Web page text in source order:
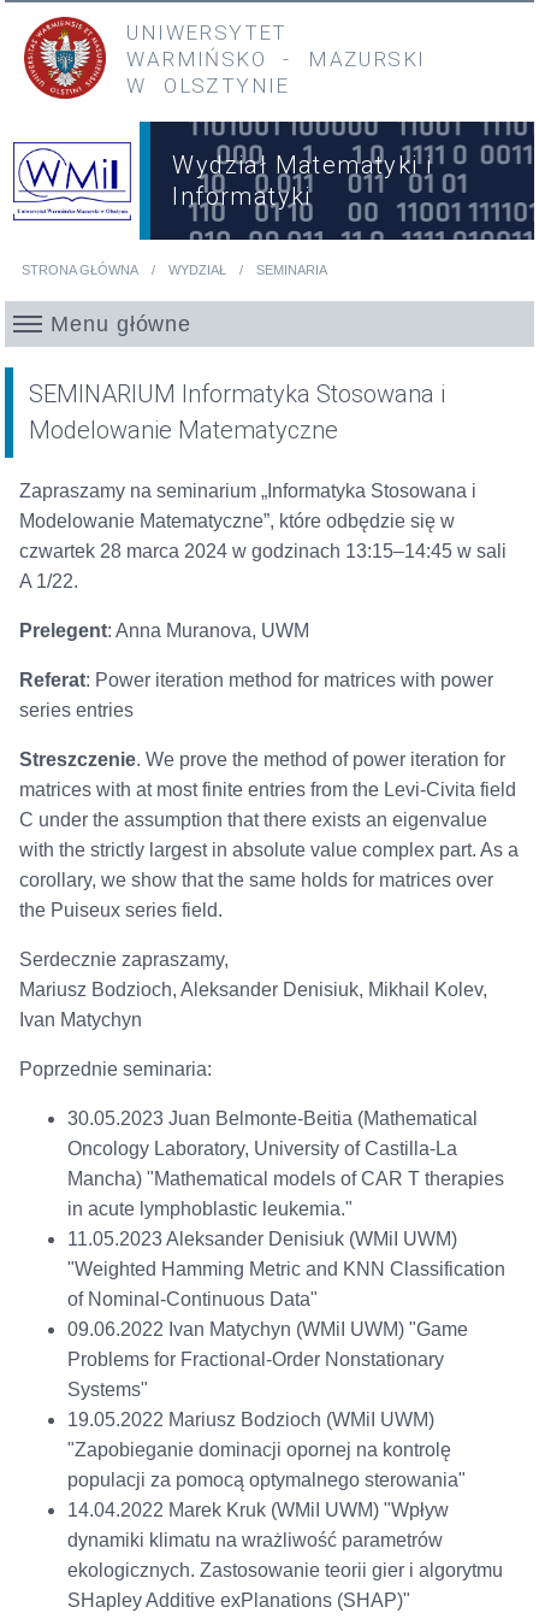
Przejdź do treści
Przejdź do menu głównego
UNIWERSYTET
WARMIŃSKO
- MAZURSKI
W OLSZTYNIE
Wydział Matematyki i
Informatyki
STRONA GŁÓWNA WYDZIAŁ SEMINARIA
Menu główne
SEMINARIUM Informatyka Stosowana i
Modelowanie Matematyczne
Zapraszamy na seminarium „Informatyka Stosowana i
Modelowanie Matematyczne”, które odbędzie się w
czwartek 28 marca 2024 w godzinach 13:15–14:45 w sali
A 1/22.
Prelegent: Anna Muranova, UWM
Referat: Power iteration method for matrices with power
series entries
Streszczenie. We prove the method of power iteration for
matrices with at most finite entries from the Levi-Civita field
C under the assumption that there exists an eigenvalue
with the strictly largest in absolute value complex part. As a
corollary, we show that the same holds for matrices over
the Puiseux series field.
Serdecznie zapraszamy,
Mariusz Bodzioch, Aleksander Denisiuk, Mikhail Kolev,
Ivan Matychyn
Poprzednie seminaria:
30.05.2023 Juan Belmonte-Beitia (Mathematical
Oncology Laboratory, University of Castilla-La
Mancha) "Mathematical models of CAR T therapies
in acute lymphoblastic leukemia."
11.05.2023 Aleksander Denisiuk (WMiI UWM)
"Weighted Hamming Metric and KNN Classification
of Nominal-Continuous Data"
09.06.2022 Ivan Matychyn (WMiI UWM) "Game
Problems for Fractional-Order Nonstationary
Systems"
19.05.2022 Mariusz Bodzioch (WMiI UWM)
"Zapobieganie dominacji opornej na kontrolę
populacji za pomocą optymalnego sterowania"
14.04.2022 Marek Kruk (WMiI UWM) "Wpływ
dynamiki klimatu na wrażliwość parametrów
ekologicznych. Zastosowanie teorii gier i algorytmu
SHapley Additive exPlanations (SHAP)"